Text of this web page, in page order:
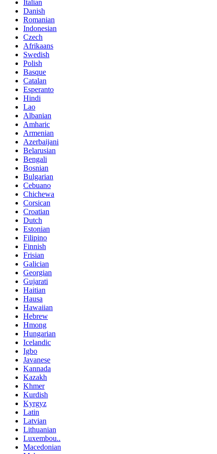
Italian
Danish
Romanian
Indonesian
Czech
Afrikaans
Swedish
Polish
Basque
Catalan
Esperanto
Hindi
Lao
Albanian
Amharic
Armenian
Azerbaijani
Belarusian
Bengali
Bosnian
Bulgarian
Cebuano
Chichewa
Corsican
Croatian
Dutch
Estonian
Filipino
Finnish
Frisian
Galician
Georgian
Gujarati
Haitian
Hausa
Hawaiian
Hebrew
Hmong
Hungarian
Icelandic
Igbo
Javanese
Kannada
Kazakh
Khmer
Kurdish
Kyrgyz
Latin
Latvian
Lithuanian
Luxembou..
Macedonian